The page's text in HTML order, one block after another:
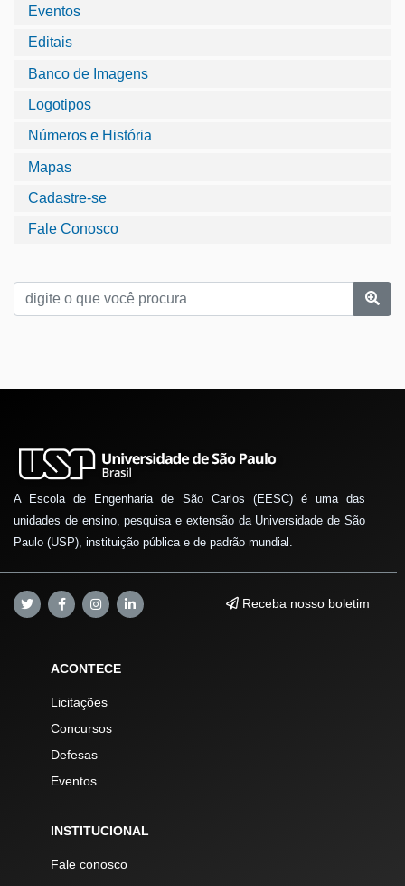
Eventos
Editais
Banco de Imagens
Logotipos
Números e História
Mapas
Cadastre-se
Fale Conosco
A Escola de Engenharia de São Carlos (EESC) é uma das
unidades de ensino, pesquisa e extensão da Universidade de São
Paulo (USP), instituição pública e de padrão mundial.
Receba nosso boletim
ACONTECE
Licitações
Concursos
Defesas
Eventos
INSTITUCIONAL
Fale conosco